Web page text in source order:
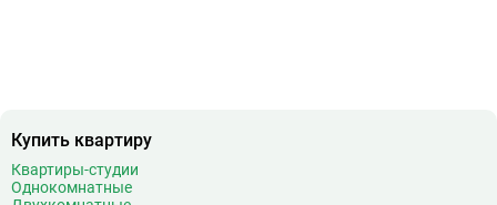
Купить квартиру
Квартиры-студии
Однокомнатные